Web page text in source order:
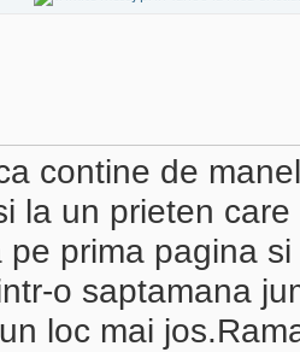
contine de
la un prieten
pe prima pagina
o saptamana
loc mai